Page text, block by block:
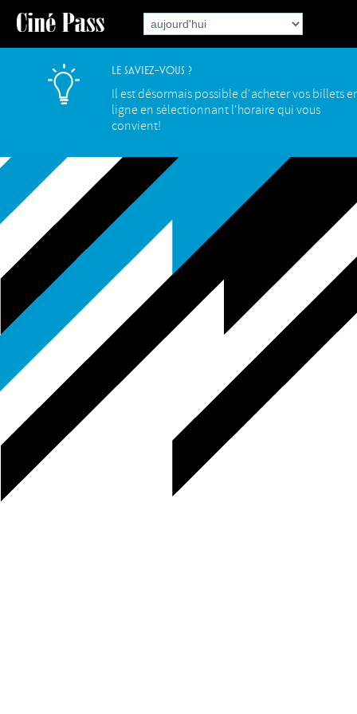
Le saviez-vous ?
Il est désormais possible d'acheter vos billets
ligne en sélectionnant l'horaire qui vous
convient!